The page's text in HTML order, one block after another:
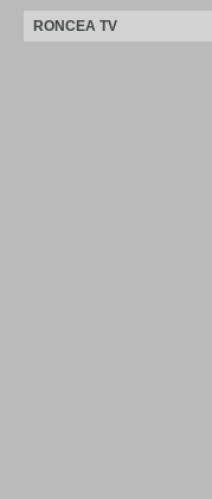
RONCEA TV